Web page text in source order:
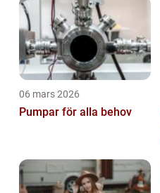
06 mars 2026
Pumpar för alla behov